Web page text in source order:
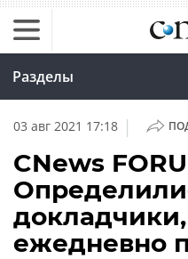
Разделы
03 авг 2021 17:18 |
CNews
ежедневно